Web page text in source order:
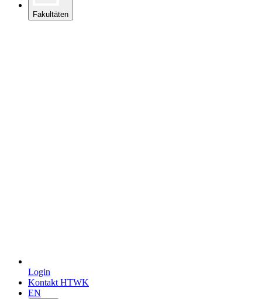
Fakultäten
Login
Kontakt HTWK
EN